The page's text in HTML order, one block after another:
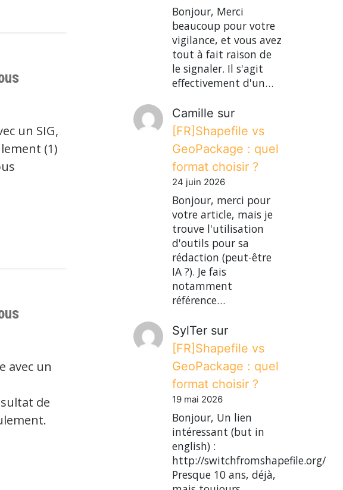
un SIG,
(1)
avec un
de
Bonjour, Merci
beaucoup pour votre
vigilance, et vous avez
tout à fait raison de
le signaler. Il s'agit
effectivement d'un…
Camille sur
[FR]Shapefile vs
GeoPackage : quel
format choisir ?
24 juin 2026
Bonjour, merci pour
votre article, mais je
trouve l'utilisation
d'outils pour sa
rédaction (peut-être
IA ?). Je fais
notamment
référence…
SylTer sur
[FR]Shapefile vs
GeoPackage : quel
format choisir ?
19 mai 2026
Bonjour, Un lien
intéressant (but in
english) :
http://switchfromshapefile.org/
Presque 10 ans, déjà,